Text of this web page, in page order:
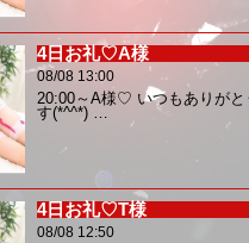
4日お礼♡A様
08/08 13:00
20:00～A様♡ いつもありがと
す(*^^*) …
4日お礼♡T様
08/08 12:50